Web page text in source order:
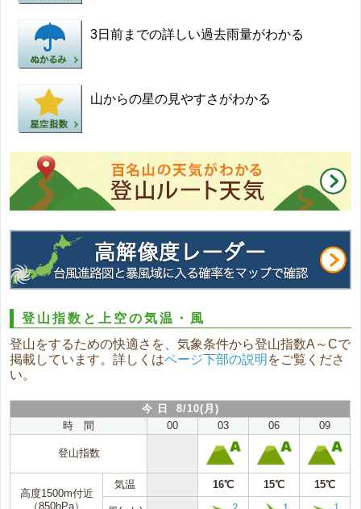
3日前までの詳しい過去雨量がわかる
山からの星の見やすさがわかる
登山指数と上空の気温・風
登山をするための快適さを、気象条件から登山指数A～Cで
掲載しています。詳しくはページ下部の説明 をご覧くださ
い。
今 日 8/10(月)
時 間
00 03 06 09
登山指数
高度1500m付近
（850hPa）
気温 16℃ 15℃ 15℃